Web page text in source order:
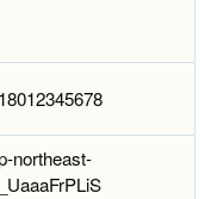
northeast-